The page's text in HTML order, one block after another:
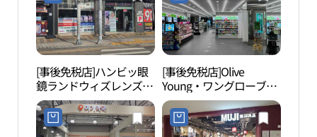
[事後免税店]ハンビッ眼
鏡ランドウィズレンズ・
パンファ（傍花）店(한
빛안경랜드 위드렌즈 방
화점)
[事後免税店]Olive
Young・ワングローブ店
(올리브영 원그로브점)